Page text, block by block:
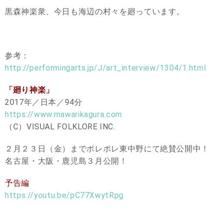
黒森神楽衆、今日も海辺の村々を廻っています。
参考：
http://performingarts.jp/J/art_interview/1304/1.html
「廻り神楽」
2017年／日本／94分
https://www.mawarikagura.com
（C）VISUAL FOLKLORE INC.
２月２３日（金）までポレポレ東中野にて絶賛公開中！
名古屋・大阪・鹿児島３月公開！
予告編
https://youtu.be/pC77XwytRpg